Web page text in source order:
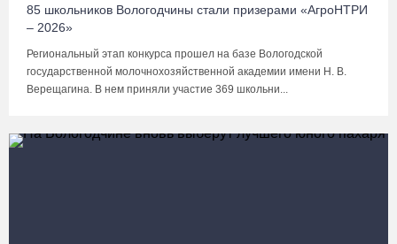
85 школьников Вологодчины стали призерами «АгроНТРИ
– 2026»
Региональный этап конкурса прошел на базе Вологодской
государственной молочнохозяйственной академии имени Н. В.
Верещагина. В нем приняли участие 369 школьни...